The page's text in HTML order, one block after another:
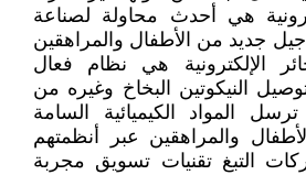
هي أحدث محاولة لصناعة
جيل جديد من الأطفال والمراهقين
الإلكترونية هي نظام فعال
النيكوتين البخاخ وغيره من
ترسل المواد الكيميائية السامة
والمراهقين عبر أنظمتهم
التبغ تقنيات تسويق مجربة